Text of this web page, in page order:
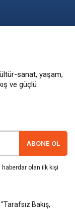
sanat, yaşam,
ve güçlü
ABONE OL
olan ilk kişi
Bakış,